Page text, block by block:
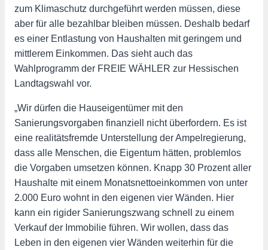
zum Klimaschutz durchgeführt werden müssen, diese
aber für alle bezahlbar bleiben müssen. Deshalb bedarf
es einer Entlastung von Haushalten mit geringem und
mittlerem Einkommen. Das sieht auch das
Wahlprogramm der FREIE WÄHLER zur Hessischen
Landtagswahl vor.
„Wir dürfen die Hauseigentümer mit den
Sanierungsvorgaben finanziell nicht überfordern. Es ist
eine realitätsfremde Unterstellung der Ampelregierung,
dass alle Menschen, die Eigentum hätten, problemlos
die Vorgaben umsetzen können. Knapp 30 Prozent aller
Haushalte mit einem Monatsnettoeinkommen von unter
2.000 Euro wohnt in den eigenen vier Wänden. Hier
kann ein rigider Sanierungszwang schnell zu einem
Verkauf der Immobilie führen. Wir wollen, dass das
Leben in den eigenen vier Wänden weiterhin für die